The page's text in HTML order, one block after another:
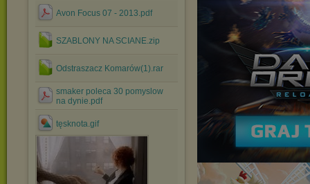
Avon Focus 07 - 2013.pdf
SZABLONY NA SCIANE.zip
Odstraszacz Komarów(1).rar
smaker poleca 30 pomyslow
na dynie.pdf
tęsknota.gif